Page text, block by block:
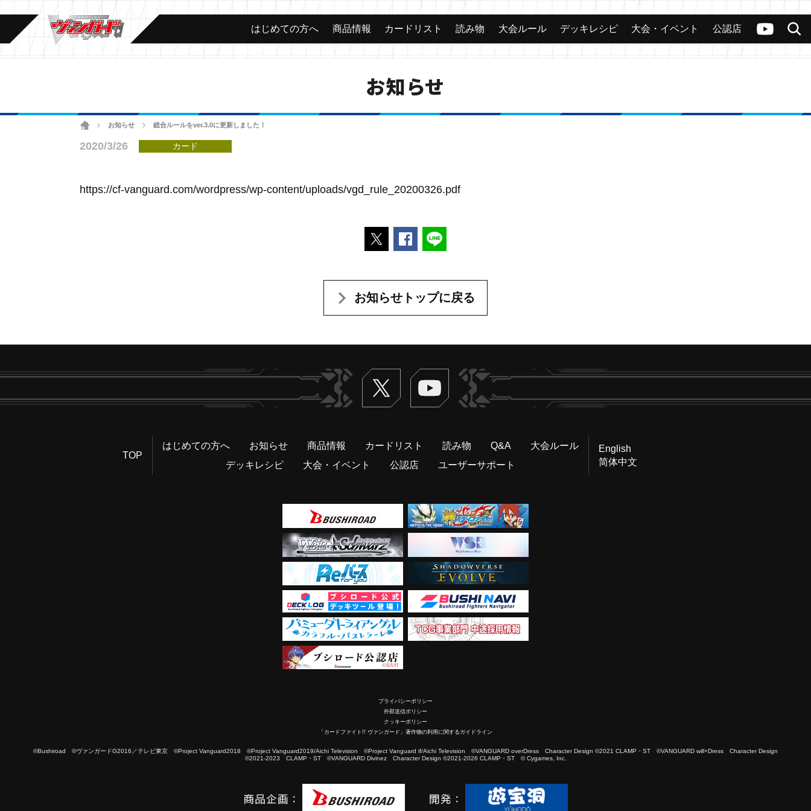
ヴァンガードch
検索
カード 大会 公認店舗 その他
はじめての方へ 商品情報 カードリスト 読み物 大会ルール デッキレシピ 大会・イベント 公認店
お知らせ
ホームお知らせ 総合ルールをver.3.0に更新しました！
2020/3/26 カード
https://cf-vanguard.com/wordpress/wp-content/uploads/vgd_rule_20200326.pdf
ポストするFacebookでシェアする
お知らせトップに戻る
Twitter ヴァンガードch
TOP
はじめての方へ お知らせ 商品情報 カードリスト 読み物 Q&A
大会ルール
デッキレシピ
大会・イベント 公認店 ユーザーサポート
English
简体中文
プライバシーポリシー
外部送信ポリシー
クッキーポリシー
「カードファイト!! ヴァンガード」著作物の利用に関するガイドライン
©Bushiroad ©ヴァンガードG2016／テレビ東京 ©Project Vanguard2018 ©Project Vanguard2019/Aichi Television ©Project Vanguard if/Aichi Television ©VANGUARD overDress Character Design ©2021 CLAMP・ST ©VANGUARD will+Dress Character Design
©2021-2023 CLAMP・ST ©VANGUARD Divinez Character Design ©2021-2026 CLAMP・ST © Cygames, Inc.